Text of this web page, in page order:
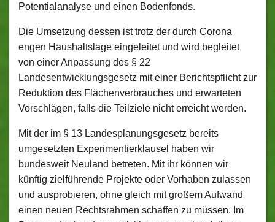
Potentialanalyse und einen Bodenfonds.
Die Umsetzung dessen ist trotz der durch Corona
engen Haushaltslage eingeleitet und wird begleitet
von einer Anpassung des § 22
Landesentwicklungsgesetz mit einer Berichtspflicht zur
Reduktion des Flächenverbrauches und erwarteten
Vorschlägen, falls die Teilziele nicht erreicht werden.
Mit der im § 13 Landesplanungsgesetz bereits
umgesetzten Experimentierklausel haben wir
bundesweit Neuland betreten. Mit ihr können wir
künftig zielführende Projekte oder Vorhaben zulassen
und ausprobieren, ohne gleich mit großem Aufwand
einen neuen Rechtsrahmen schaffen zu müssen. Im